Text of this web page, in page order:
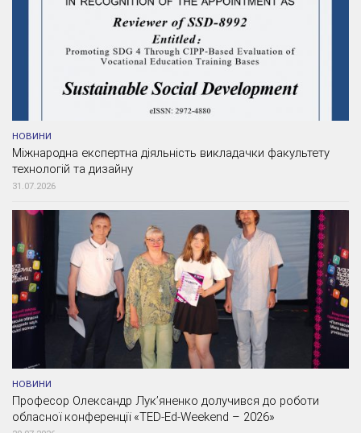
НОВИНИ
Міжнародна експертна діяльність викладачки факультету
технологій та дизайну
31.07.2026
НОВИНИ
Професор Олександр Лук’яненко долучився до роботи
обласної конференції «TED-Ed-Weekend – 2026»